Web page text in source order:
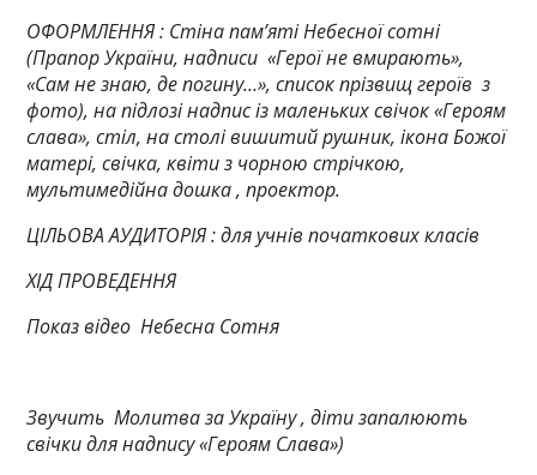
ОФОРМЛЕННЯ : Стіна пам’яті Небесної сотні
(Прапор України, надписи «Герої не вмирають»,
«Сам не знаю, де погину…», список прізвищ героїв з
фото), на підлозі надпис із маленьких свічок «Героям
слава», стіл, на столі вишитий рушник, ікона Божої
матері, свічка, квіти з чорною стрічкою,
мультимедійна дошка , проектор.
ЦІЛЬОВА АУДИТОРІЯ :для учнів початкових класів
ХІД ПРОВЕДЕННЯ
Показ відео Небесна Сотня
Звучить Молитва за Україну , діти запалюють
свічки для надпису «Героям Слава»)